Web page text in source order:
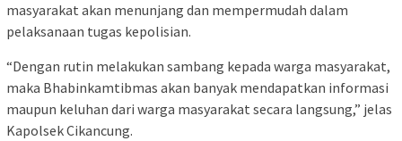
masyarakat akan menunjang dan mempermudah dalam
pelaksanaan tugas kepolisian.
“Dengan rutin melakukan sambang kepada warga masyarakat,
maka Bhabinkamtibmas akan banyak mendapatkan informasi
maupun keluhan dari warga masyarakat secara langsung,” jelas
Kapolsek Cikancung.